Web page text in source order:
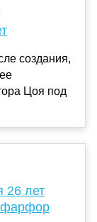
создания,
Цоя под
26 лет
фарфор